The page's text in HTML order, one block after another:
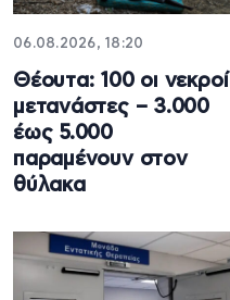
06.08.2026, 18:20
Θέουτα: 100 οι νεκροί
μετανάστες – 3.000
έως 5.000
παραμένουν στον
θύλακα